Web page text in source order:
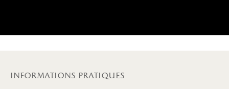
informations pratiques